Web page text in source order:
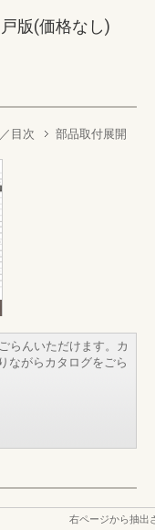
版(価格なし)
目次
部品取付展開
らんいただけます。カ
ながらカタログをごら
右ページから抽出